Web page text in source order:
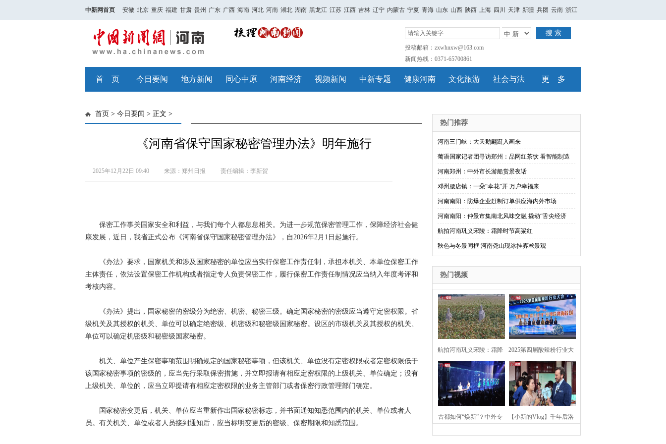
中新网首页 安徽 北京 重庆 福建 甘肃 贵州 广东 广西 海南 河北 河南 湖北 湖南 黑龙江 江苏 江西 吉林 辽宁 内蒙古 宁夏 青海 山东 山西 陕西 上海 四川 天津 新疆 兵团 云南 浙江
搜 索
投稿邮箱：zxwhnxw@163.com
新闻热线：0371-65700861
首 页 今日要闻 地方新闻 同心中原 河南经济 视频新闻 中新专题 健康河南 文化旅游 社会与法 更 多
首页 > 今日要闻 > 正文 >
《河南省保守国家秘密管理办法》明年施行
2025年12月22日 09:40 来源：郑州日报 责任编辑：李新贺
保密工作事关国家安全和利益，与我们每个人都息息相关。为进一步规范保密管理工作，保障经济社会健
康发展，近日，我省正式公布《河南省保守国家秘密管理办法》，自2026年2月1日起施行。
《办法》要求，国家机关和涉及国家秘密的单位应当实行保密工作责任制，承担本机关、本单位保密工作
主体责任，依法设置保密工作机构或者指定专人负责保密工作，履行保密工作责任制情况应当纳入年度考评和
考核内容。
《办法》提出，国家秘密的密级分为绝密、机密、秘密三级。确定国家秘密的密级应当遵守定密权限。省
级机关及其授权的机关、单位可以确定绝密级、机密级和秘密级国家秘密。设区的市级机关及其授权的机关、
单位可以确定机密级和秘密级国家秘密。
机关、单位产生保密事项范围明确规定的国家秘密事项，但该机关、单位没有定密权限或者定密权限低于
该国家秘密事项的密级的，应当先行采取保密措施，并立即报请有相应定密权限的上级机关、单位确定；没有
上级机关、单位的，应当立即提请有相应定密权限的业务主管部门或者保密行政管理部门确定。
国家秘密变更后，机关、单位应当重新作出国家秘密标志，并书面通知知悉范围内的机关、单位或者人
员。有关机关、单位或者人员接到通知后，应当标明变更后的密级、保密期限和知悉范围。
热门推荐
河南三门峡：大天鹅翩跹入画来
葡语国家记者团寻访郑州：品网红茶饮 看智能制造
河南郑州：中外市长游船赏景夜话
邓州腰店镇：一朵“伞花”开 万户幸福来
河南南阳：防爆企业赶制订单供应海内外市场
河南南阳：仲景市集南北风味交融 撬动“舌尖经济
航拍河南巩义宋陵：霜降时节高粱红
秋色与冬景同框 河南尧山现冰挂雾凇景观
热门视频
航拍河南巩义宋陵：霜降
时节高粱红
2025第四届酸辣粉行业大
会在河南开封举行
古都如何“焕新”？中外专 【小新的Vlog】千年后洛